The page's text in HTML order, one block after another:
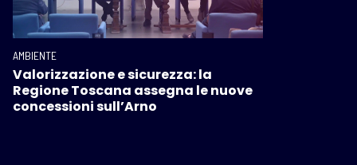
AMBIENTE
Valorizzazione e sicurezza: la
Regione Toscana assegna le nuove
concessioni sull’Arno